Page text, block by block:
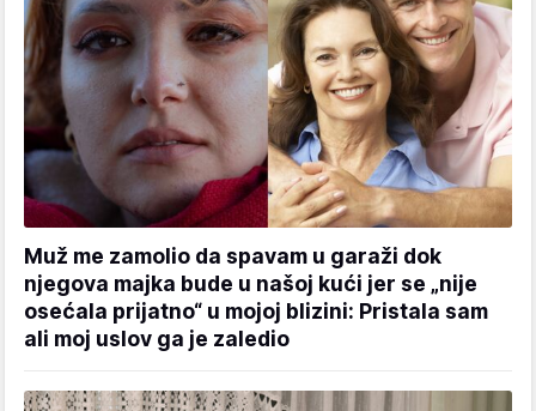
Muž me zamolio da spavam u garaži dok
njegova majka bude u našoj kući jer se „nije
osećala prijatno“ u mojoj blizini: Pristala sam
ali moj uslov ga je zaledio